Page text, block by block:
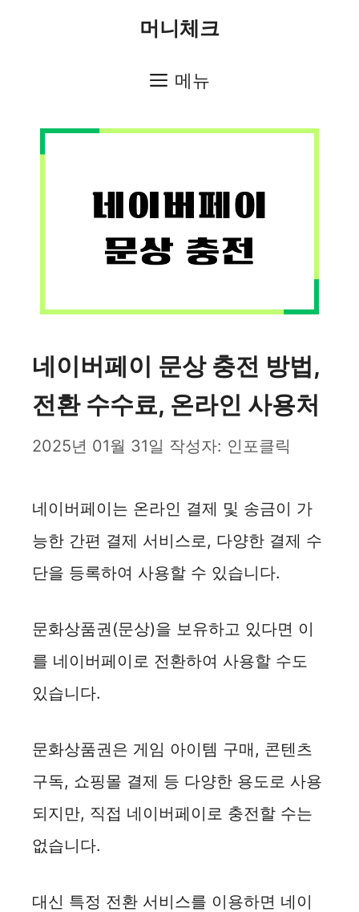
머니체크
메뉴
네이버페이 문상 충전 방법,
전환 수수료, 온라인 사용처
2025년 01월 31일 작성자: 인포클릭
네이버페이는 온라인 결제 및 송금이 가
능한 간편 결제 서비스로, 다양한 결제 수
단을 등록하여 사용할 수 있습니다.
문화상품권(문상)을 보유하고 있다면 이
를 네이버페이로 전환하여 사용할 수도
있습니다.
문화상품권은 게임 아이템 구매, 콘텐츠
구독, 쇼핑몰 결제 등 다양한 용도로 사용
되지만, 직접 네이버페이로 충전할 수는
없습니다.
대신 특정 전환 서비스를 이용하면 네이